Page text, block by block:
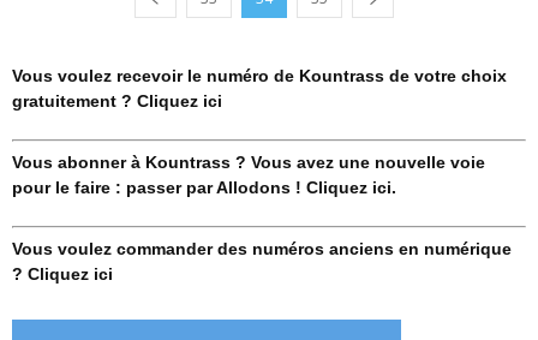
Vous voulez recevoir le numéro de Kountrass de votre choix
gratuitement ? Cliquez ici
Vous abonner à Kountrass ? Vous avez une nouvelle voie
pour le faire : passer par Allodons ! Cliquez ici.
Vous voulez commander des numéros anciens en numérique
? Cliquez ici